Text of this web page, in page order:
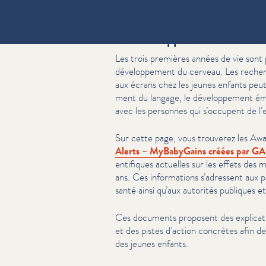
Les trois premières années de vie
développe­ment du cerveau. Les
aux écrans chez les jeunes enfants
ment du langage, le développe­ment
avec les personnes qui s’occupent de
Sur cette page, vous trouverez les
Alerts – MyBabyGains créées par
en­tifiques actuelles sur les effets des
ans. Ces infor­ma­tions s’adressent aux
santé ainsi qu’aux autorités publiques
Ces documents proposent des
et des pistes d’action concrètes afin
des jeunes enfants.